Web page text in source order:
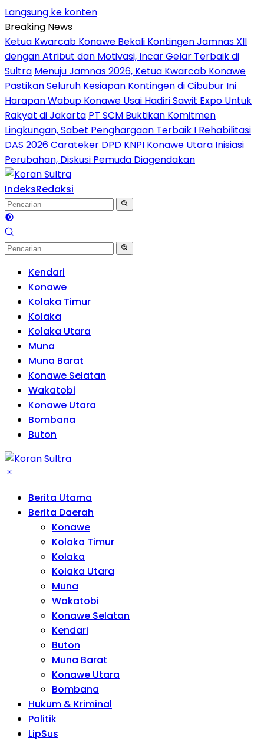
Langsung ke konten
Breaking News
Ketua Kwarcab Konawe Bekali Kontingen Jamnas XII
dengan Atribut dan Motivasi, Incar Gelar Terbaik di
Sultra Menuju Jamnas 2026, Ketua Kwarcab Konawe
Pastikan Seluruh Kesiapan Kontingen di Cibubur Ini
Harapan Wabup Konawe Usai Hadiri Sawit Expo Untuk
Rakyat di Jakarta PT SCM Buktikan Komitmen
Lingkungan, Sabet Penghargaan Terbaik I Rehabilitasi
DAS 2026Carateker DPD KNPI Konawe Utara Inisiasi
Perubahan, Diskusi Pemuda Diagendakan
IndeksRedaksi
Kendari
Konawe
Kolaka Timur
Kolaka
Kolaka Utara
Muna
Muna Barat
Konawe Selatan
Wakatobi
Konawe Utara
Bombana
Buton
Berita Utama
Berita Daerah
Konawe
Kolaka Timur
Kolaka
Kolaka Utara
Muna
Wakatobi
Konawe Selatan
Kendari
Buton
Muna Barat
Konawe Utara
Bombana
Hukum & Kriminal
Politik
LipSus